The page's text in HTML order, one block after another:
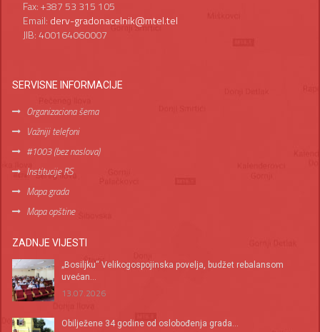
Fax: +387 53 315 105
Email: derv-gradonacelnik@mtel.tel
JIB: 400164060007
SERVISNE INFORMACIJE
Organizaciona šema
Važniji telefoni
#1003 (bez naslova)
Institucije RS
Mapa grada
Mapa opštine
ZADNJE VIJESTI
„Bosiljku“ Velikogospojinska povelja, budžet rebalansom
uvećan...
13.07.2026
Оbilježene 34 godine od oslobođenja grada...